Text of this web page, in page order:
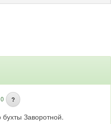
?
Заворотной.